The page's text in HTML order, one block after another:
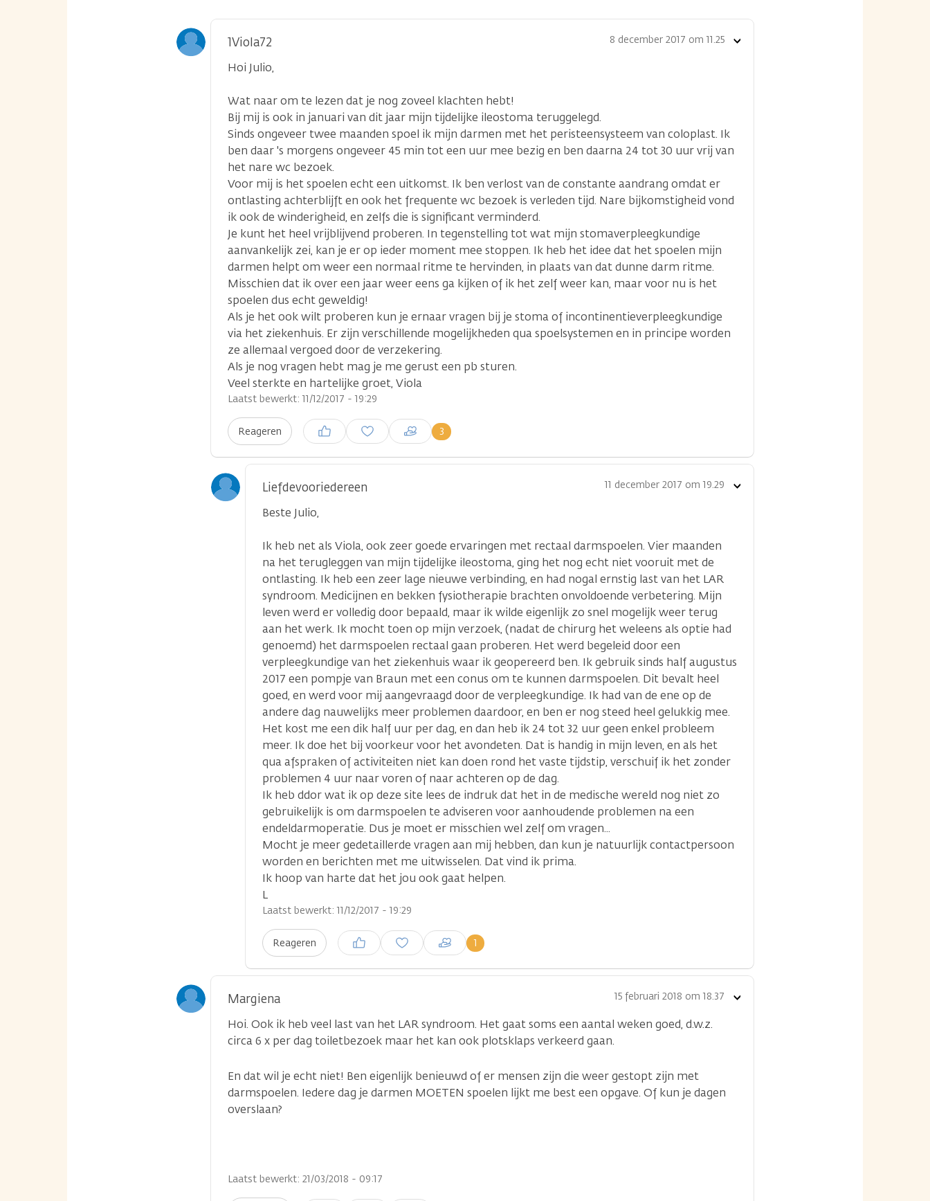
1Viola72 8 december 2017 om 11.25
Hoi Julio,
Wat naar om te lezen dat je nog zoveel klachten hebt!
Bij mij is ook in januari van dit jaar mijn tijdelijke ileostoma teruggelegd.
Sinds ongeveer twee maanden spoel ik mijn darmen met het peristeensysteem van coloplast. Ik
ben daar 's morgens ongeveer 45 min tot een uur mee bezig en ben daarna 24 tot 30 uur vrij van
het nare wc bezoek.
Voor mij is het spoelen echt een uitkomst. Ik ben verlost van de constante aandrang omdat er
ontlasting achterblijft en ook het frequente wc bezoek is verleden tijd. Nare bijkomstigheid vond
ik ook de winderigheid, en zelfs die is significant verminderd.
Je kunt het heel vrijblijvend proberen. In tegenstelling tot wat mijn stomaverpleegkundige
aanvankelijk zei, kan je er op ieder moment mee stoppen. Ik heb het idee dat het spoelen mijn
darmen helpt om weer een normaal ritme te hervinden, in plaats van dat dunne darm ritme.
Misschien dat ik over een jaar weer eens ga kijken of ik het zelf weer kan, maar voor nu is het
spoelen dus echt geweldig!
Als je het ook wilt proberen kun je ernaar vragen bij je stoma of incontinentieverpleegkundige
via het ziekenhuis. Er zijn verschillende mogelijkheden qua spoelsystemen en in principe worden
ze allemaal vergoed door de verzekering.
Als je nog vragen hebt mag je me gerust een pb sturen.
Veel sterkte en hartelijke groet, Viola
Laatst bewerkt: 11/12/2017 - 19:29
Reageren 3
Inloggen om een reactie te
plaatsen
Toon
Liefdevooriedereen 11 december 2017 om 19.29
Beste Julio,
Ik heb net als Viola, ook zeer goede ervaringen met rectaal darmspoelen. Vier maanden
na het terugleggen van mijn tijdelijke ileostoma, ging het nog echt niet vooruit met de
ontlasting. Ik heb een zeer lage nieuwe verbinding, en had nogal ernstig last van het LAR
syndroom. Medicijnen en bekken fysiotherapie brachten onvoldoende verbetering. Mijn
leven werd er volledig door bepaald, maar ik wilde eigenlijk zo snel mogelijk weer terug
aan het werk. Ik mocht toen op mijn verzoek, (nadat de chirurg het weleens als optie had
genoemd) het darmspoelen rectaal gaan proberen. Het werd begeleid door een
verpleegkundige van het ziekenhuis waar ik geopereerd ben. Ik gebruik sinds half augustus
2017 een pompje van Braun met een conus om te kunnen darmspoelen. Dit bevalt heel
goed, en werd voor mij aangevraagd door de verpleegkundige. Ik had van de ene op de
andere dag nauwelijks meer problemen daardoor, en ben er nog steed heel gelukkig mee.
Het kost me een dik half uur per dag, en dan heb ik 24 tot 32 uur geen enkel probleem
meer. Ik doe het bij voorkeur voor het avondeten. Dat is handig in mijn leven, en als het
qua afspraken of activiteiten niet kan doen rond het vaste tijdstip, verschuif ik het zonder
problemen 4 uur naar voren of naar achteren op de dag.
Ik heb ddor wat ik op deze site lees de indruk dat het in de medische wereld nog niet zo
gebruikelijk is om darmspoelen te adviseren voor aanhoudende problemen na een
endeldarmoperatie. Dus je moet er misschien wel zelf om vragen...
Mocht je meer gedetaillerde vragen aan mij hebben, dan kun je natuurlijk contactpersoon
worden en berichten met me uitwisselen. Dat vind ik prima.
Ik hoop van harte dat het jou ook gaat helpen.
L
Laatst bewerkt: 11/12/2017 - 19:29
Reageren 1
Inloggen om een reactie te
plaatsen
Toon
Margiena 15 februari 2018 om 18.37
Hoi. Ook ik heb veel last van het LAR syndroom. Het gaat soms een aantal weken goed, d.w.z.
circa 6 x per dag toiletbezoek maar het kan ook plotsklaps verkeerd gaan.
En dat wil je echt niet! Ben eigenlijk benieuwd of er mensen zijn die weer gestopt zijn met
darmspoelen. Iedere dag je darmen MOETEN spoelen lijkt me best een opgave. Of kun je dagen
overslaan?
Laatst bewerkt: 21/03/2018 - 09:17
Toon